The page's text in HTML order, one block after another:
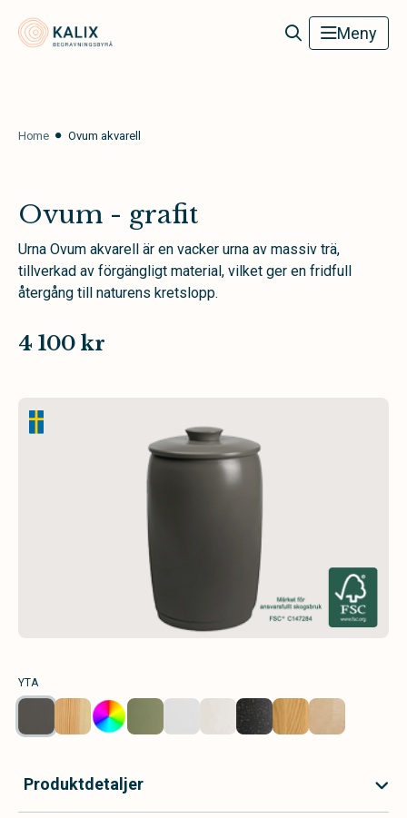
Meny
Home Ovum akvarell
Ovum - grafit
Urna Ovum akvarell är en vacker urna av massiv trä,
tillverkad av förgängligt material, vilket ger en fridfull
återgång till naturens kretslopp.
4 100 kr
YTA
Produktdetaljer